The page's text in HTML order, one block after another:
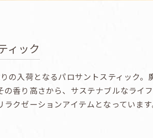
ィック
の入荷となるパロサントスティック
の香り高さから、サステナブルなライ
クゼーションアイテムとなっています